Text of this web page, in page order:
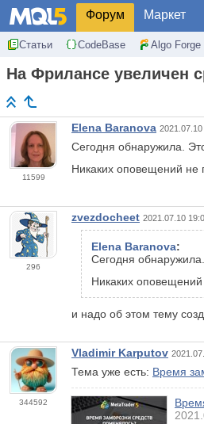
Форум Маркет
Статьи CodeBase Algo Forge
На Фрилансе увеличен
11599
Elena Baranova
Сегодня обнаружила.
Никаких оповещений не
296
zvezdocheet 2021.07.10
Elena Baranova:
Сегодня
Никаких
и надо об этом тему
344592
Vladimir Karputov
Тема уже есть: Время